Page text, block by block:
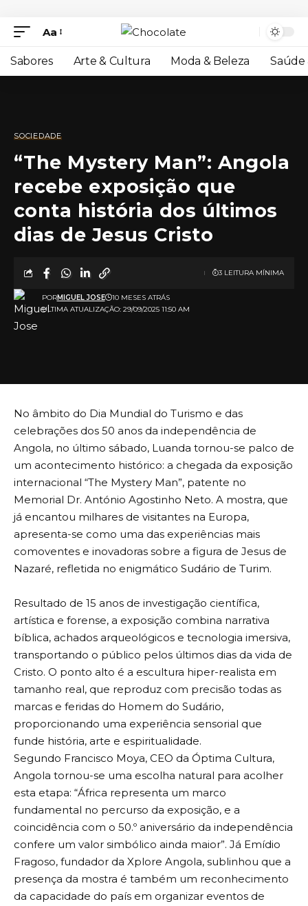
Aa
Sabores Arte & Cultura Moda & Beleza Saúde
SOCIEDADE
“The Mystery Man”: Angola
recebe exposição que
conta história dos últimos
dias de Jesus Cristo
ULTIMA ATUALIZAÇÃO: 29/09/2025 11:50 AM
PORMIGUEL JOSE 10 MESES ATRÁS
3 LEITURA MÍNIMA
No âmbito do Dia Mundial do Turismo e das
celebrações dos 50 anos da independência de
Angola, no último sábado, Luanda tornou-se palco de
um acontecimento histórico: a chegada da exposição
internacional “The Mystery Man”, patente no
Memorial Dr. António Agostinho Neto. A mostra, que
já encantou milhares de visitantes na Europa,
apresenta-se como uma das experiências mais
comoventes e inovadoras sobre a figura de Jesus de
Nazaré, refletida no enigmático Sudário de Turim.
Resultado de 15 anos de investigação científica,
artística e forense, a exposição combina narrativa
bíblica, achados arqueológicos e tecnologia imersiva,
transportando o público pelos últimos dias da vida de
Cristo. O ponto alto é a escultura hiper-realista em
tamanho real, que reproduz com precisão todas as
marcas e feridas do Homem do Sudário,
proporcionando uma experiência sensorial que
funde história, arte e espiritualidade.
Segundo Francisco Moya, CEO da Óptima Cultura,
Angola tornou-se uma escolha natural para acolher
esta etapa: “África representa um marco
fundamental no percurso da exposição, e a
coincidência com o 50.º aniversário da independência
confere um valor simbólico ainda maior”. Já Emídio
Fragoso, fundador da Xplore Angola, sublinhou que a
presença da mostra é também um reconhecimento
da capacidade do país em organizar eventos de